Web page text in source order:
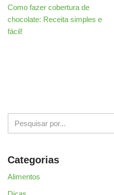
Como fazer cobertura de
chocolate: Receita simples e
fácil!
Categorias
Alimentos